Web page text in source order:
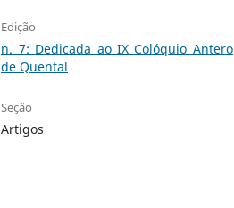
Edição
n. 7: Dedicada ao IX Colóquio Antero
de Quental
Seção
Artigos